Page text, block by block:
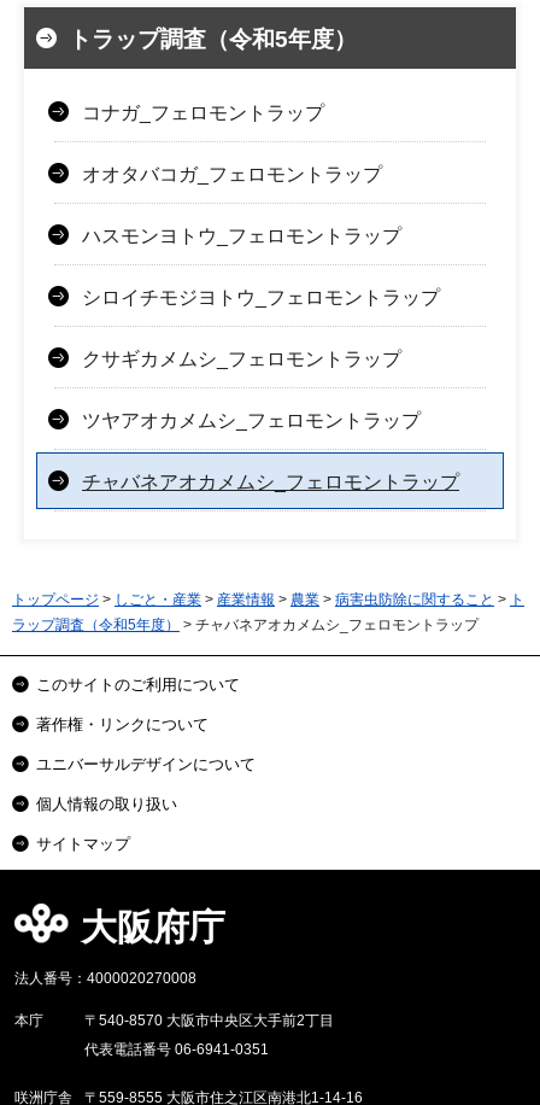
トラップ調査（令和5年度）
コナガ_フェロモントラップ
オオタバコガ_フェロモントラップ
ハスモンヨトウ_フェロモントラップ
シロイチモジヨトウ_フェロモントラップ
クサギカメムシ_フェロモントラップ
ツヤアオカメムシ_フェロモントラップ
チャバネアオカメムシ_フェロモントラップ
トップページ > しごと・産業 > 産業情報 > 農業 > 病害虫防除に関すること > ト
ラップ調査（令和5年度）
> チャバネアオカメムシ_フェロモントラップ
このサイトのご利用について
著作権・リンクについて
ユニバーサルデザインについて
個人情報の取り扱い
サイトマップ
大阪府庁
法人番号：4000020270008
本庁
〒540-8570 大阪市中央区大手前2丁目
代表電話番号 06-6941-0351
咲洲庁舎 〒559-8555 大阪市住之江区南港北1-14-16